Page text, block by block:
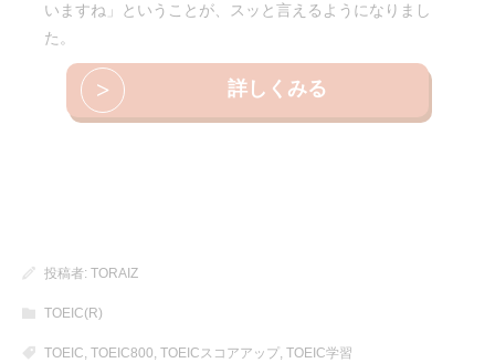
いますね」ということが、スッと言えるようになりまし
た。
> 詳しくみる
投稿者: TORAIZ
TOEIC(R)
TOEIC TOEIC800 TOEICスコアアップ TOEIC学習